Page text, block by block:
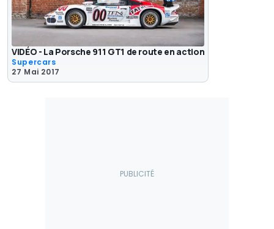
VIDÉO - La Porsche 911 GT1 de route en action
Supercars
27 Mai 2017